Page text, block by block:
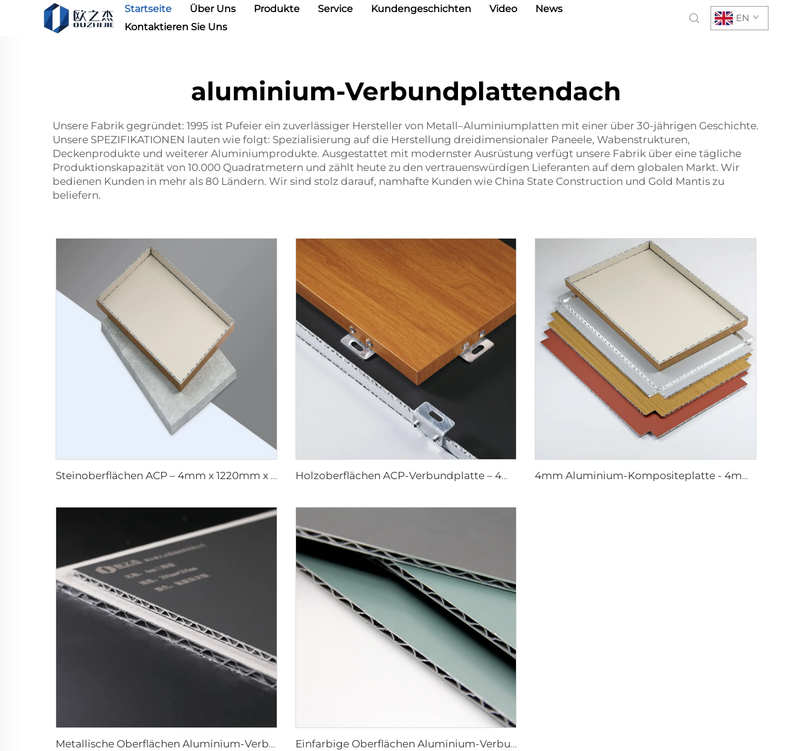
Startseite Über Uns Produkte Service Kundengeschichten Video
News
Kontaktieren Sie Uns
EN
aluminium-Verbundplattendach
Unsere Fabrik gegründet: 1995 ist Pufeier ein zuverlässiger Hersteller von Metall–Aluminiumplatten mit einer über 30-jährigen Geschichte.
Unsere SPEZIFIKATIONEN lauten wie folgt: Spezialisierung auf die Herstellung dreidimensionaler Paneele, Wabenstrukturen,
Deckenprodukte und weiterer Aluminiumprodukte. Ausgestattet mit modernster Ausrüstung verfügt unsere Fabrik über eine tägliche
Produktionskapazität von 10.000 Quadratmetern und zählt heute zu den vertrauenswürdigen Lieferanten auf dem globalen Markt. Wir
bedienen Kunden in mehr als 80 Ländern. Wir sind stolz darauf, namhafte Kunden wie China State Construction und Gold Mantis zu
beliefern.
Steinoberflächen ACP – 4mm x 1220mm x 2440mm Holzoberflächen ACP-Verbundplatte – 4mm x 1220mm x 2440mm 4mm Aluminium-Kompositeplatte - 4mm 1220mm x 2440mm (122cm x 244cm)
Metallische Oberflächen Aluminium-Verbundplatte – 0,4 cm x 122 cm x 244 cm Einfarbige Oberflächen Aluminium-Verbundplatte – 4mm x 1220mm x 2440mm